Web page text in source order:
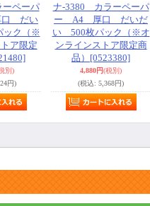
ペーパ
だい
ック（※
ア限定
別)
円)
ナ-3380 カラーペーパ
ー A4 厚口 だいだ
い 500枚パック（※オ
ンラインストア限定商
品） [0523380]
4,880円(税別)
(税込: 5,368円)